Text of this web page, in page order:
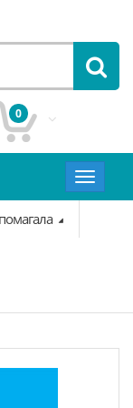
0
Toggle